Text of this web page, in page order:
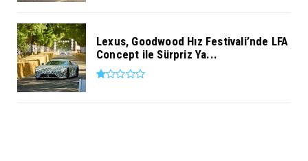
Lexus, Goodwood Hız Festivali’nde LFA
Concept ile Sürpriz Ya...